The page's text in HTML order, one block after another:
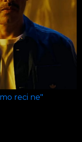
reci ne"